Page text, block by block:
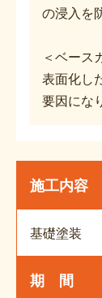
の浸入を
＜ベース
表面化し
要因にな
施工内容
基礎塗装
期 間